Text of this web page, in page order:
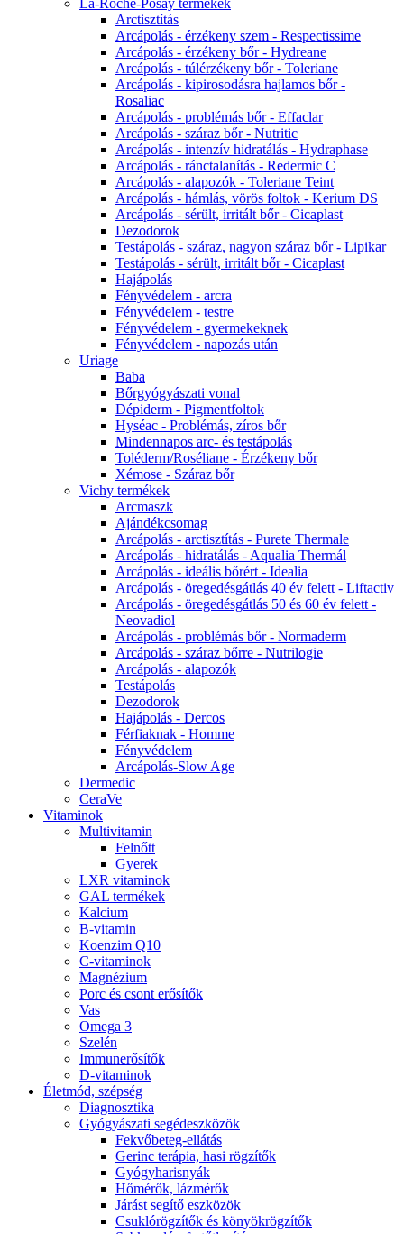
La-Roche-Posay termékek
Arctisztítás
Arcápolás - érzékeny szem - Respectissime
Arcápolás - érzékeny bőr - Hydreane
Arcápolás - túlérzékeny bőr - Toleriane
Arcápolás - kipirosodásra hajlamos bőr -
Rosaliac
Arcápolás - problémás bőr - Effaclar
Arcápolás - száraz bőr - Nutritic
Arcápolás - intenzív hidratálás - Hydraphase
Arcápolás - ránctalanítás - Redermic C
Arcápolás - alapozók - Toleriane Teint
Arcápolás - hámlás, vörös foltok - Kerium DS
Arcápolás - sérült, irritált bőr - Cicaplast
Dezodorok
Testápolás - száraz, nagyon száraz bőr - Lipikar
Testápolás - sérült, irritált bőr - Cicaplast
Hajápolás
Fényvédelem - arcra
Fényvédelem - testre
Fényvédelem - gyermekeknek
Fényvédelem - napozás után
Uriage
Baba
Bőrgyógyászati vonal
Dépiderm - Pigmentfoltok
Hyséac - Problémás, zíros bőr
Mindennapos arc- és testápolás
Toléderm/Roséliane - Érzékeny bőr
Xémose - Száraz bőr
Vichy termékek
Arcmaszk
Ajándékcsomag
Arcápolás - arctisztítás - Purete Thermale
Arcápolás - hidratálás - Aqualia Thermál
Arcápolás - ideális bőrért - Idealia
Arcápolás - öregedésgátlás 40 év felett - Liftactiv
Arcápolás - öregedésgátlás 50 és 60 év felett -
Neovadiol
Arcápolás - problémás bőr - Normaderm
Arcápolás - száraz bőrre - Nutrilogie
Arcápolás - alapozók
Testápolás
Dezodorok
Hajápolás - Dercos
Férfiaknak - Homme
Fényvédelem
Arcápolás-Slow Age
Dermedic
CeraVe
Vitaminok
Multivitamin
Felnőtt
Gyerek
LXR vitaminok
GAL termékek
Kalcium
B-vitamin
Koenzim Q10
C-vitaminok
Magnézium
Porc és csont erősítők
Vas
Omega 3
Szelén
Immunerősítők
D-vitaminok
Életmód, szépség
Diagnosztika
Gyógyászati segédeszközök
Fekvőbeteg-ellátás
Gerinc terápia, hasi rögzítők
Gyógyharisnyák
Hőmérők, lázmérők
Járást segítő eszközök
Csuklórögzítők és könyökrögzítők